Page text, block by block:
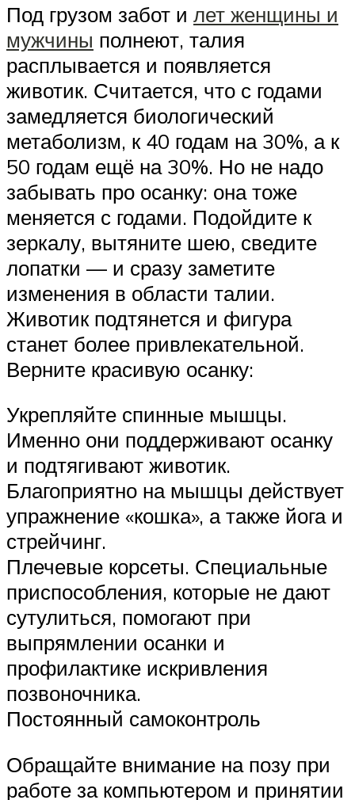
Под грузом забот и лет женщины и
мужчины полнеют, талия
расплывается и появляется
животик. Считается, что с годами
замедляется биологический
метаболизм, к 40 годам на 30%, а к
50 годам ещё на 30%. Но не надо
забывать про осанку: она тоже
меняется с годами. Подойдите к
зеркалу, вытяните шею, сведите
лопатки — и сразу заметите
изменения в области талии.
Животик подтянется и фигура
станет более привлекательной.
Верните красивую осанку:
Укрепляйте спинные мышцы.
Именно они поддерживают осанку
и подтягивают животик.
Благоприятно на мышцы действует
упражнение «кошка», а также йога и
стрейчинг.
Плечевые корсеты. Специальные
приспособления, которые не дают
сутулиться, помогают при
выпрямлении осанки и
профилактике искривления
позвоночника.
Постоянный самоконтроль
Обращайте внимание на позу при
работе за компьютером и принятии